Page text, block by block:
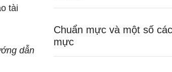
tài
dẫn
Chuẩn mực và một số
mực